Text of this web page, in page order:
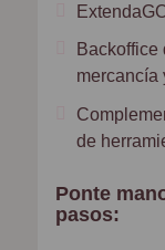
mercancía
de
Ponte
pasos: